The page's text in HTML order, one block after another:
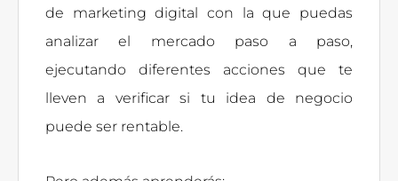
de marketing digital con la que puedas
analizar el mercado paso a paso,
ejecutando diferentes acciones que te
lleven a verificar si tu idea de negocio
puede ser rentable.